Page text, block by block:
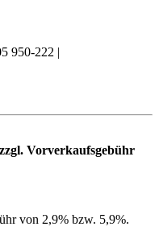
950-222 |
Vorverkaufsgebühr
von 2,9% bzw. 5,9%.